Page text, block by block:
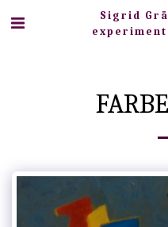
Sigrid